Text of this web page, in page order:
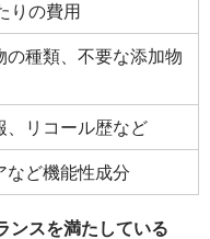
りの費用
の種類、不要な添加物
、リコール歴など
など機能性成分
ンスを満たしている